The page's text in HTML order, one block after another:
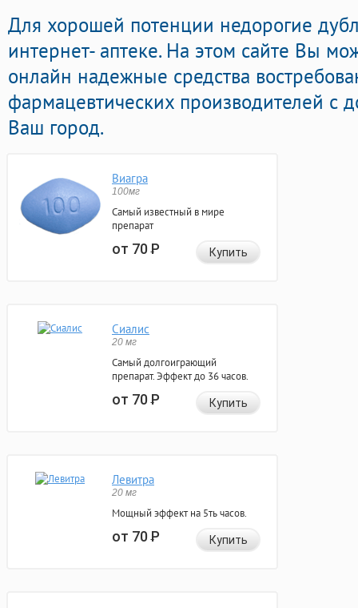
Для хорошей потенции недорогие
интернет- аптеке. На этом сайте Вы
онлайн надежные средства
фармацевтических производителей с
Ваш город.
Виагра
100мг
Самый известный в мире
препарат
от 70Р Купить
Сиалис
20 мг
Самый долгоиграющий
препарат. Эффект до 36 часов.
от 70Р Купить
Левитра
20 мг
Мощный эффект на 5ть часов.
от 70Р Купить